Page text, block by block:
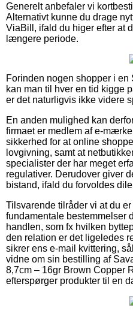
Generelt anbefaler vi
Alternativt kunne du drage
ViaBill, ifald du higer efter at
længere periode.
Forinden nogen shopper i en
kan man til hver en tid kigge
er det naturligvis ikke videre
En anden mulighed kan
firmaet er medlem af e-
sikkerhed for at online
lovgivning, samt at
specialister der har meget
regulativer. Derudover giver
bistand, ifald du forvoldes
Tilsvarende tilråder vi at du
fundamentale bestemmelser
handlen, som fx hvilken
den relation er det ligeledes
sikrer ens e-mail kvittering,
vidne om sin bestilling af
8,7cm – 16gr Brown Copper
efterspørger produkter til en